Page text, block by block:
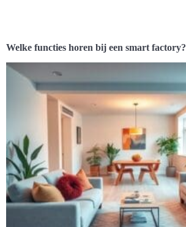
Welke functies horen bij een smart factory?